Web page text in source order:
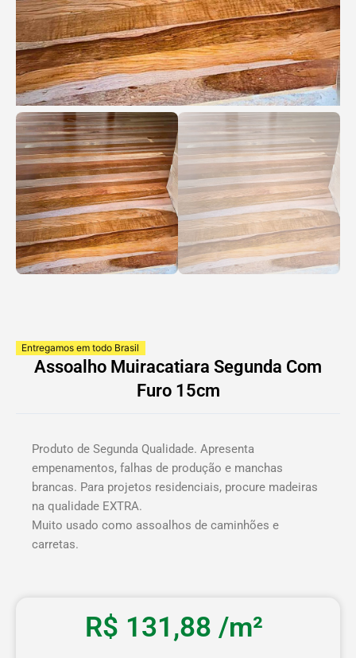
Entregamos em todo Brasil
Assoalho Muiracatiara Segunda Com
Furo 15cm
Produto de Segunda Qualidade. Apresenta
empenamentos, falhas de produção e manchas
brancas. Para projetos residenciais, procure madeiras
na qualidade EXTRA.
Muito usado como assoalhos de caminhões e
carretas.
R$ 131,88 /m²